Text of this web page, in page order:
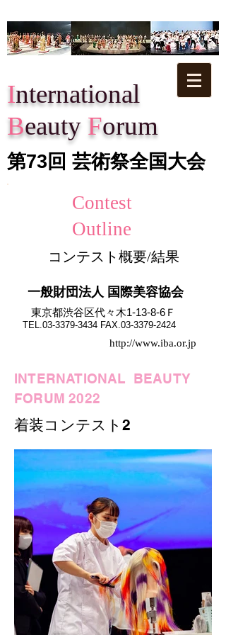
International
Beauty Forum
第73回​ 芸術祭全国大会
Contest
Outline
​コンテスト概要/結果
​一般財団法人 国際美容協会
​東京都渋谷区代々木1-13-8-6Ｆ
TEL.03-3379-3434 FAX.03-3379-2424
http://www.iba.or.jp
INTERNATIONAL BEAUTY
FORUM 2022
着装コンテスト2